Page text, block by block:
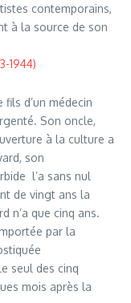
contemporains,
à la source de son
1944)
d’un médecin
Son oncle,
à la culture a
son
l’a sans nul
de vingt ans la
n’a que cinq ans.
par la
seul des cinq
mois après la